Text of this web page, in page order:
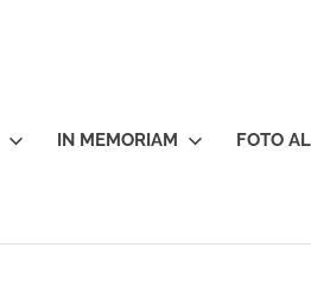
IN MEMORIAM FOTO